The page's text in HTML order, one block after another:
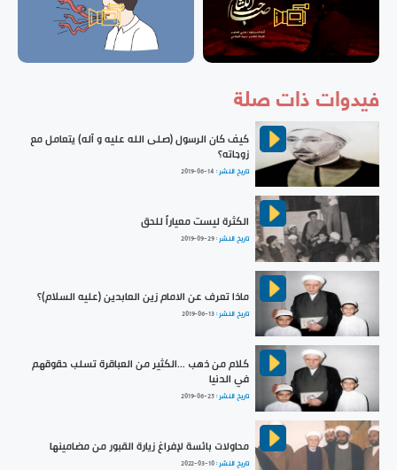
فيدوات ذات صلة
كيف كان الرسول (صلى الله عليه و آله) يتعامل مع
زوجاته؟
تاريخ النشر : 2019-06-14
الكثرة ليست معياراً للحق
تاريخ النشر :2019-09-29
ماذا تعرف عن الامام زين العابدين (عليه السلام)؟
تاريخ النشر :2019-06-13
كلام من ذهب ...الكثير من العباقرة تسلب حقوقهم
في الدنيا
تاريخ النشر :2019-06-25
محاولات بائسة لإفراغ زيارة القبور من مضامينها
تاريخ النشر :2022-03-10